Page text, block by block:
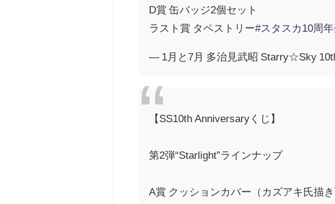
D賞 缶バッジ2個セット
ラスト賞 タペストリー#スタスカ10周
— 1月と7月 多治見武昭 Starry☆Sky
【SS10th Anniversaryくじ】
第2弾“Starlight”ラインナップ
A賞 クッションカバー（カズアキ氏描き